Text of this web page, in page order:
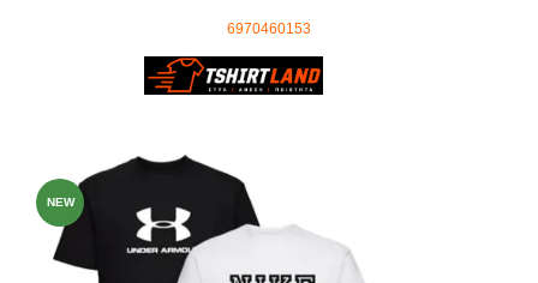
6970460153
NEW